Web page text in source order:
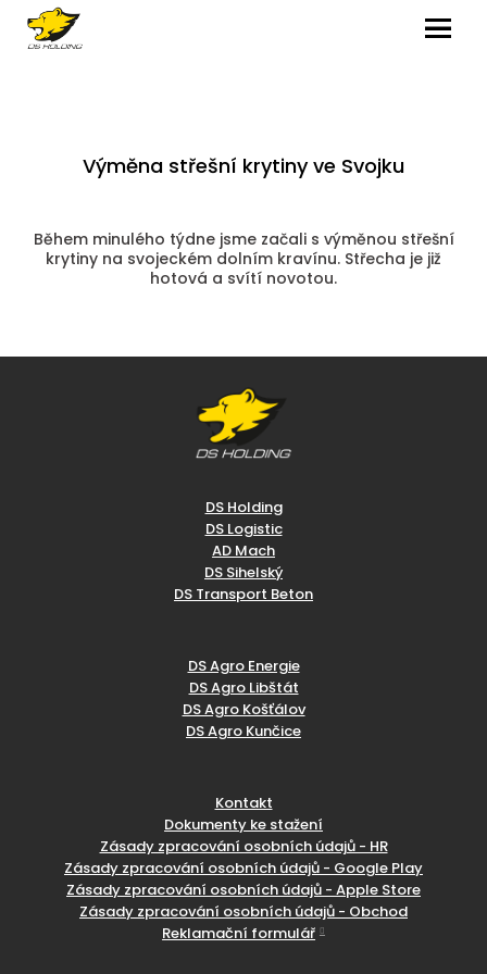
MENU
Výměna střešní krytiny ve Svojku
Během minulého týdne jsme začali s výměnou střešní
krytiny na svojeckém dolním kravínu. Střecha je již
hotová a svítí novotou.
DS Holding
DS Logistic
AD Mach
DS Sihelský
DS Transport Beton
DS Agro Energie
DS Agro Libštát
DS Agro Košťálov
DS Agro Kunčice
Kontakt
Dokumenty ke stažení
Zásady zpracování osobních údajů - HR
Zásady zpracování osobních údajů - Google Play
Zásady zpracování osobních údajů - Apple Store
Zásady zpracování osobních údajů - Obchod
Reklamační formulář